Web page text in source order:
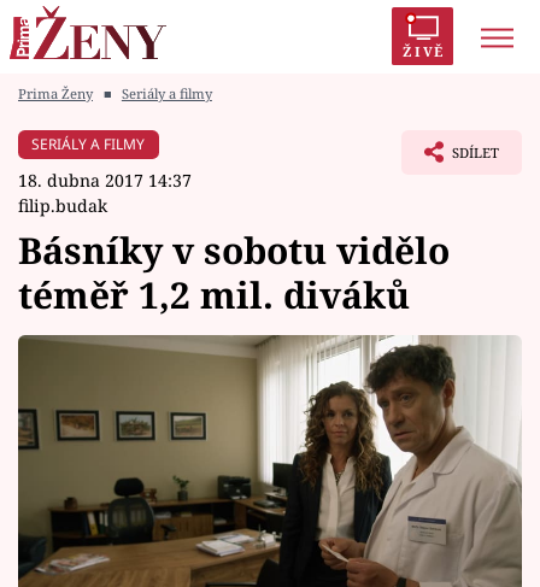
ŽIVĚ
Módní alarm
Témata
Vztahy
Seriály
Horoskopy
Prima Ženy ■ Seriály a filmy
SERIÁLY A FILMY
18. dubna 2017 14:37
filip.budak
SDÍLET
Básníky v sobotu vidělo
téměř 1,2 mil. diváků